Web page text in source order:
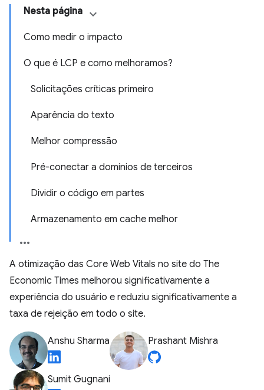
Nesta página
Como medir o impacto
O que é LCP e como melhoramos?
Solicitações críticas primeiro
Aparência do texto
Melhor compressão
Pré-conectar a domínios de terceiros
Dividir o código em partes
Armazenamento em cache melhor
A otimização das Core Web Vitals no site do The
Economic Times melhorou significativamente a
experiência do usuário e reduziu significativamente a
taxa de rejeição em todo o site.
Anshu Sharma Prashant Mishra
Sumit Gugnani